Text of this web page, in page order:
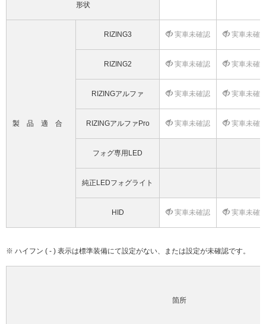
形状
製品適合
RIZING3 実車未確認 実車未確
RIZING2 実車未確認 実車未確
RIZINGアルファ 実車未確認 実車未確
RIZINGアルファPro 実車未確認 実車未確
フォグ専用LED
純正LEDフォグライト
HID 実車未確認 実車未確
※ ハイフン ( - ) 表示は標準装備にて設定がない、または設定が未確認です。
箇所